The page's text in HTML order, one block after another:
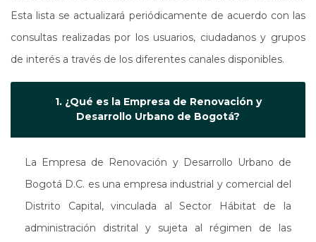
Esta lista se actualizará periódicamente de acuerdo con las
consultas realizadas por los usuarios, ciudadanos y grupos
de interés a través de los diferentes canales disponibles.
1. ¿Qué es la Empresa de Renovación y
Desarrollo Urbano de Bogotá?
La Empresa de Renovación y Desarrollo Urbano de
Bogotá D.C. es una empresa industrial y comercial del
Distrito Capital, vinculada al Sector Hábitat de la
administración distrital y sujeta al régimen de las